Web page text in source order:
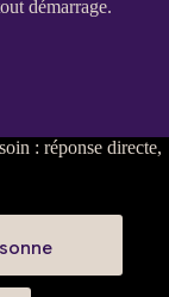
démarrage.
: réponse directe,